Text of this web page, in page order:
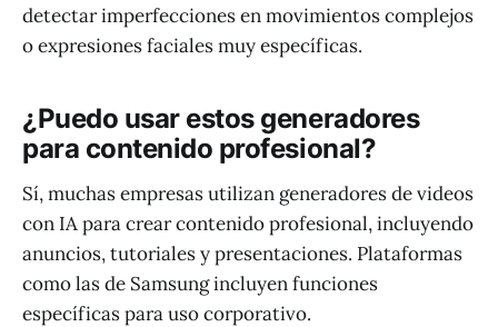
detectar imperfecciones en movimientos complejos
o expresiones faciales muy específicas.
¿Puedo usar estos generadores
para contenido profesional?
Sí, muchas empresas utilizan generadores de videos
con IA para crear contenido profesional, incluyendo
anuncios, tutoriales y presentaciones. Plataformas
como las de Samsung incluyen funciones
específicas para uso corporativo.